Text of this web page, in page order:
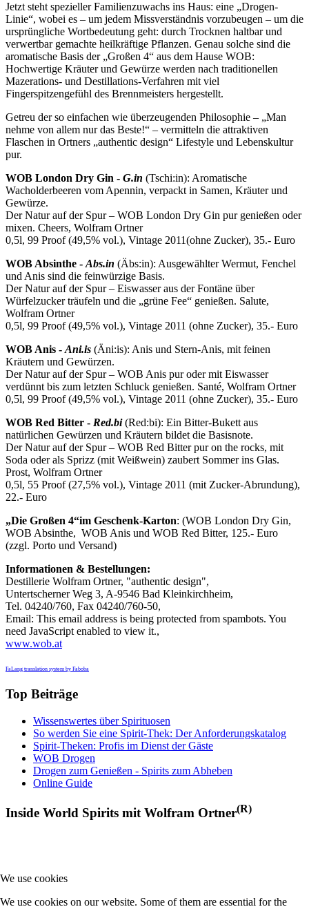
Jetzt steht spezieller Familienzuwachs ins Haus: eine „Drogen-
Linie“, wobei es – um jedem Missverständnis vorzubeugen – um die
ursprüngliche Wortbedeutung geht: durch Trocknen haltbar und
verwertbar gemachte heilkräftige Pflanzen. Genau solche sind die
aromatische Basis der „Großen 4“ aus dem Hause WOB:
Hochwertige Kräuter und Gewürze werden nach traditionellen
Mazerations- und Destillations-Verfahren mit viel
Fingerspitzengefühl des Brennmeisters hergestellt.
Getreu der so einfachen wie überzeugenden Philosophie – „Man
nehme von allem nur das Beste!“ – vermitteln die attraktiven
Flaschen in Ortners „authentic design“ Lifestyle und Lebenskultur
pur.
WOB London Dry Gin - G.in (Tschi:in): Aromatische
Wacholderbeeren vom Apennin, verpackt in Samen, Kräuter und
Gewürze.
Der Natur auf der Spur – WOB London Dry Gin pur genießen oder
mixen. Cheers, Wolfram Ortner
0,5l, 99 Proof (49,5% vol.), Vintage 2011(ohne Zucker), 35.- Euro
WOB Absinthe - Abs.in (Äbs:in): Ausgewählter Wermut, Fenchel
und Anis sind die feinwürzige Basis.
Der Natur auf der Spur – Eiswasser aus der Fontäne über
Würfelzucker träufeln und die „grüne Fee“ genießen. Salute,
Wolfram Ortner
0,5l, 99 Proof (49,5% vol.), Vintage 2011 (ohne Zucker), 35.- Euro
WOB Anis - Ani.is (Äni:is): Anis und Stern-Anis, mit feinen
Kräutern und Gewürzen.
Der Natur auf der Spur – WOB Anis pur oder mit Eiswasser
verdünnt bis zum letzten Schluck genießen. Santé, Wolfram Ortner
0,5l, 99 Proof (49,5% vol.), Vintage 2011 (ohne Zucker), 35.- Euro
WOB Red Bitter - Red.bi(Red:bi): Ein Bitter-Bukett aus
natürlichen Gewürzen und Kräutern bildet die Basisnote.
Der Natur auf der Spur – WOB Red Bitter pur on the rocks, mit
Soda oder als Sprizz (mit Weißwein) zaubert Sommer ins Glas.
Prost, Wolfram Ortner
0,5l, 55 Proof (27,5% vol.), Vintage 2011 (mit Zucker-Abrundung),
22.- Euro
„Die Großen 4“im Geschenk-Karton: (WOB London Dry Gin,
WOB Absinthe, WOB Anis und WOB Red Bitter, 125.- Euro
(zzgl. Porto und Versand)
Informationen & Bestellungen:
Destillerie Wolfram Ortner, "authentic design",
Untertscherner Weg 3, A-9546 Bad Kleinkirchheim,
Tel. 04240/760, Fax 04240/760-50,
Email: This email address is being protected from spambots. You
need JavaScript enabled to view it.,
www.wob.at
FaLang translation system by Faboba
Top Beiträge
Wissenswertes über Spirituosen
So werden Sie eine Spirit-Thek: Der Anforderungskatalog
Spirit-Theken: Profis im Dienst der Gäste
WOB Drogen
Drogen zum Genießen - Spirits zum Abheben
Online Guide
Inside World Spirits mit Wolfram Ortner(R)
We use cookies
We use cookies on our website. Some of them are essential for the